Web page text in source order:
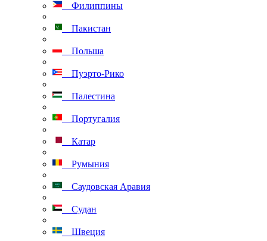
Филиппины
Пакистан
Польша
Пуэрто-Рико
Палестина
Португалия
Катар
Румыния
Саудовская Аравия
Судан
Швеция